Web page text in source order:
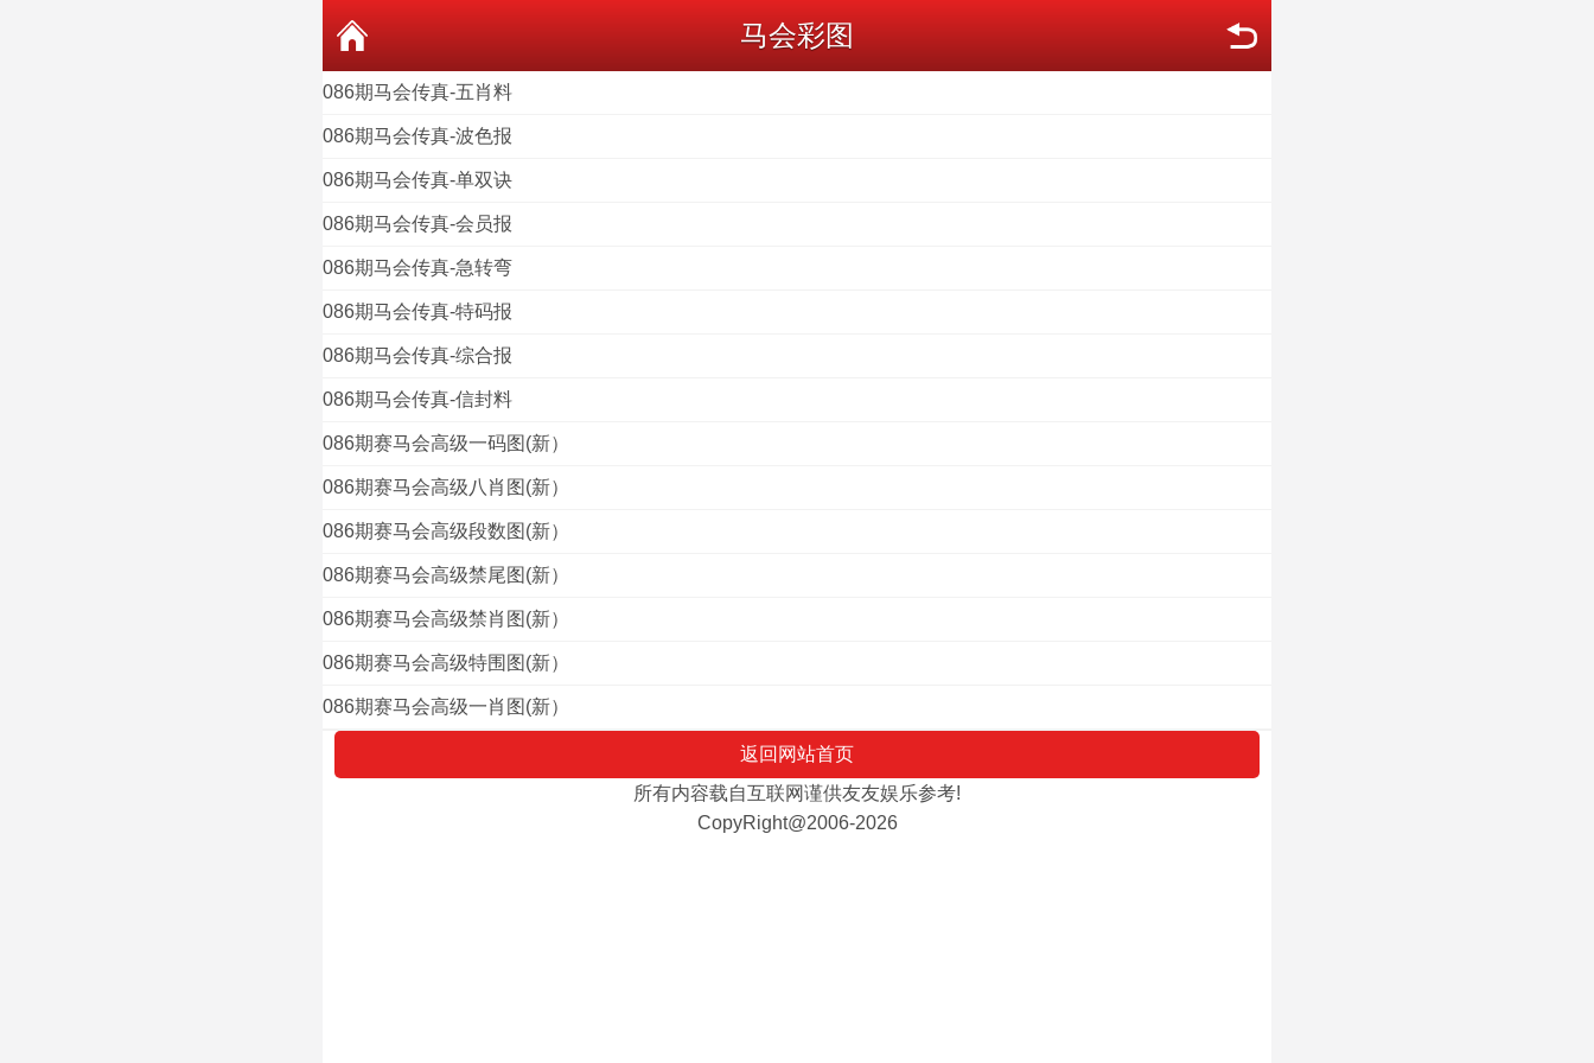
马会彩图
086期马会传真-五肖料
086期马会传真-波色报
086期马会传真-单双诀
086期马会传真-会员报
086期马会传真-急转弯
086期马会传真-特码报
086期马会传真-综合报
086期马会传真-信封料
086期赛马会高级一码图(新）
086期赛马会高级八肖图(新）
086期赛马会高级段数图(新）
086期赛马会高级禁尾图(新）
086期赛马会高级禁肖图(新）
086期赛马会高级特围图(新）
086期赛马会高级一肖图(新）
返回网站首页
所有内容载自互联网谨供友友娱乐参考!
CopyRight@2006-2026